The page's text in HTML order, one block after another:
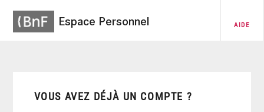
Espace Personnel AIDE
VOUS AVEZ DÉJÀ UN COMPTE ?